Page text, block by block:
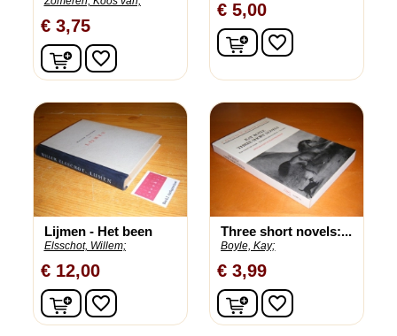
€ 3,75
In winkelwagen
favorite_border
€ 5,00
In winkelwagen
favorite_border
Lijmen - Het been
Elsschot, Willem;
€ 12,00
In winkelwagen
favorite_border
Three short novels:...
Boyle, Kay;
€ 3,99
In winkelwagen
favorite_border